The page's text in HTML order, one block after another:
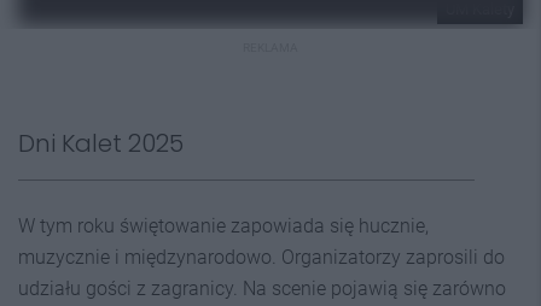
Dni Kalet 2025
W tym roku świętowanie zapowiada się hucznie,
muzycznie i międzynarodowo. Organizatorzy zaprosili do
udziału gości z zagranicy. Na scenie pojawią się zarówno